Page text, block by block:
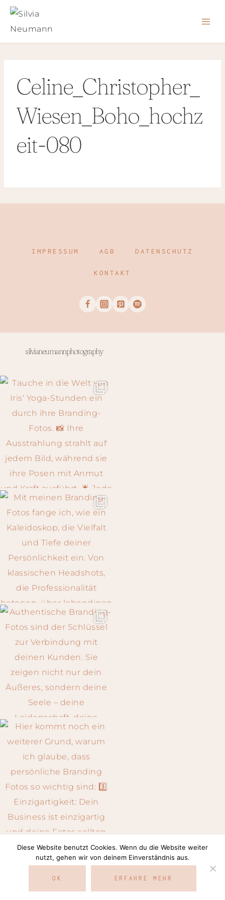
Zum
Celine_Christopher_
Wiesen_Boho_hochz
eit-080
IMPRESSUM AGB DATENSCHUTZ
KONTAKT
silvianeumannphotography
Auf Instagram folgen
COPYRIGHT © 2026 · SILVIA NEUMANN ·
Diese Website benutzt Cookies. Wenn du die Website weiter
nutzt, gehen wir von deinem Einverständnis aus.
OK ERFAHRE MEHR